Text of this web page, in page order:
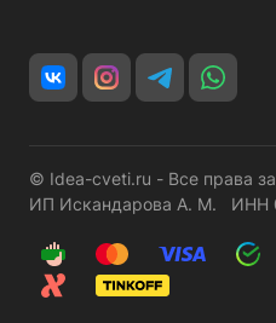
© Idea-cveti.ru - Все права
ИП Искандарова А. М. ИНН